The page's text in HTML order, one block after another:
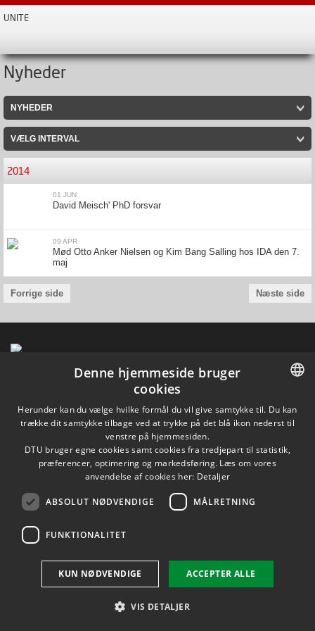
UNITE
Nyheder
NYHEDER
VÆLG INTERVAL
2014
01 JUN
David Meisch' PhD forsvar
09 APR
Mød Otto Anker Nielsen og Kim Bang Salling hos IDA den 7.
maj
Forrige side Næste side
DANISH
ENGLISH
Denne hjemmeside bruger
cookies
Herunder kan du vælge hvilke formål du vil give samtykke til. Du kan
trække dit samtykke tilbage ved at trykke på det blå ikon nederst til
venstre på hjemmesiden.
DTU bruger egne cookies samt cookies fra tredjepart til statistik,
præferencer, optimering og markedsføring. Læs om vores
anvendelse af cookies her: Detaljer
ABSOLUT NØDVENDIGE MÅLRETNING
FUNKTIONALITET
ACCEPTER ALLE
KUN NØDVENDIGE
VIS DETALJER